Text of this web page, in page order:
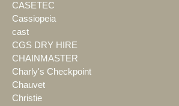
CASETEC
Cassiopeia
cast
CGS DRY HIRE
CHAINMASTER
Charly's Checkpoint
Chauvet
Christie